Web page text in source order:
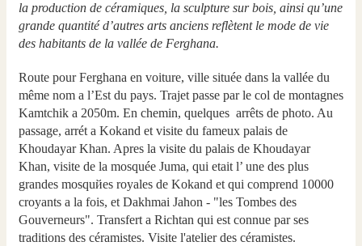
la production de céramiques, la sculpture sur bois, ainsi qu’une
grande quantité d’autres arts anciens reflètent le mode de vie
des habitants de la vallée de Ferghana.
Route pour Ferghana en voiture, ville située dans la vallée du
même nom а l’Est du pays. Trajet passe par le col de montagnes
Kamtchik а 2050m. En chemin, quelques arrêts de photo. Au
passage, arrét а Kokand et visite du fameux palais de
Khoudayar Khan. Apres la visite du palais de Khoudayar
Khan, visite de la mosquée Juma, qui etait l’ une des plus
grandes mosquйes royales de Kokand et qui comprend 10000
croyants a la fois, et Dakhmai Jahon - "les Tombes des
Gouverneurs". Transfert a Richtan qui est connue par ses
traditions des céramistes. Visite l'atelier des céramistes.